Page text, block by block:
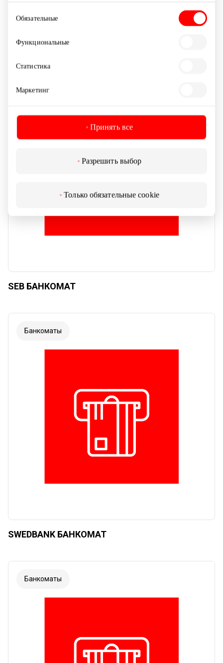
согласия
Обязательные
Функциональные
Статистика
Маркетинг
Принять все
Разрешить выбор
Только обязательные cookie
SEB БАНКОМАТ
SEB БАНКОМАТ
Банкоматы
SWEDBANK БАНКОМАТ
Банкоматы